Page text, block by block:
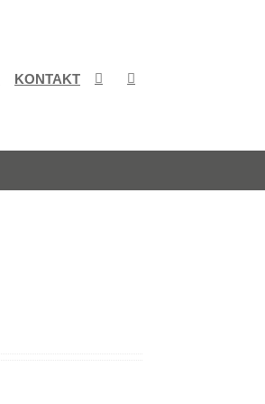
KONTAKT